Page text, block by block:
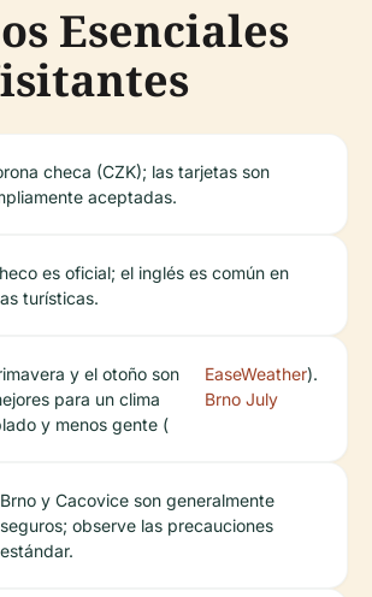
Esenciales
checa (CZK); las tarjetas son
aceptadas.
es oficial; el inglés es común en
turísticas.
y el otoño son
para un clima
y menos gente (
EaseWeather
Brno July
).
Brno y Cacovice son generalmente
seguros; observe las precauciones
estándar.